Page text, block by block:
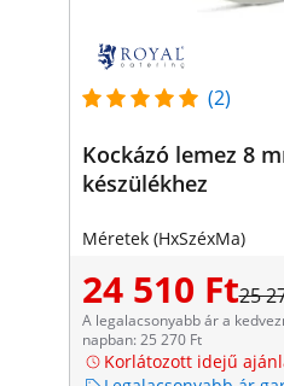
(2)
Kockázó lemez 8
készülékhez
Méretek (HxSzéxMa)
24 510 Ft25
A legalacsonyabb ár a
napban: 25 270 Ft
Korlátozott idejű